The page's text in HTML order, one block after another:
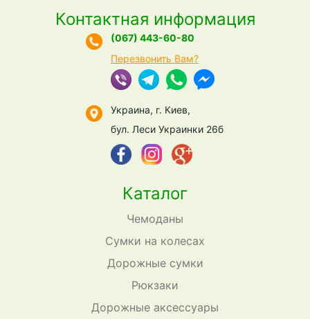
Каталог
Чемоданы
Сумки на колесах
Дорожные сумки
Рюкзаки
Дорожные аксессуары
Контактная информация
(067) 443-60-80
Перезвонить Вам?
Украина, г. Киев,
бул. Леси Украинки 26б